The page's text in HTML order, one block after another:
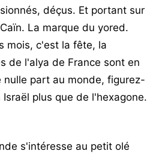
déçus. Et portant sur
La marque du yored.
mois, c'est la fête, la
de l'alya de France sont en
nulle part au monde, figurez-
plus que de l'hexagone.
s'intéresse au petit olé